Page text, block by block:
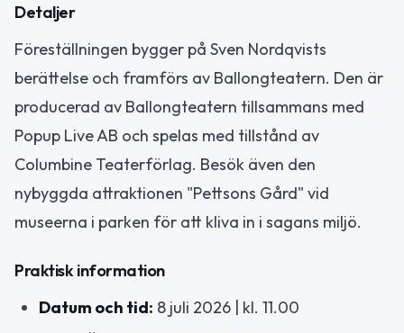
Detaljer
Föreställningen bygger på Sven Nordqvists
berättelse och framförs av Ballongteatern. Den är
producerad av Ballongteatern tillsammans med
Popup Live AB och spelas med tillstånd av
Columbine Teaterförlag. Besök även den
nybyggda attraktionen "Pettsons Gård" vid
museerna i parken för att kliva in i sagans miljö.
Praktisk information
Datum och tid: 8 juli 2026 | kl. 11.00